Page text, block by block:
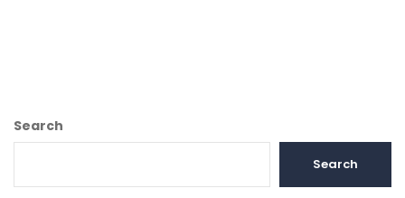
Search
Search